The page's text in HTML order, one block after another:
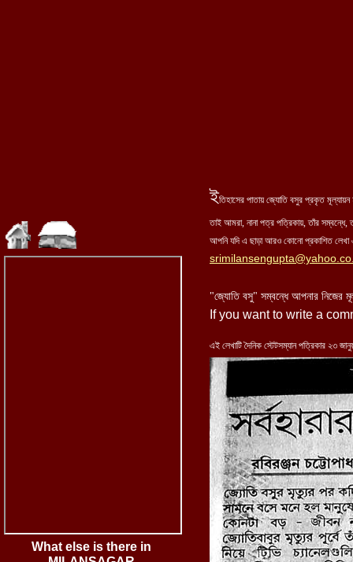
ইতিহাসের পাতায় জ্যোতি বসুর প্রকৃত
তাই আমরা, নানা পত্র পত্রিকায়, তাঁর সম্বন্ধে,
আপনি যদি এ ছাড়া আরও কোনো প্রকাশিত লেখা
"জ্যোতি বসু" সম্বন্ধে আপনার নিজের
If you want to write a
এই লেখাটি দৈনিক স্টেটসম্যান পত্রিকার ২৩
What else is there in